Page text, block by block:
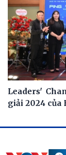
Leaders'
giải 2024 của